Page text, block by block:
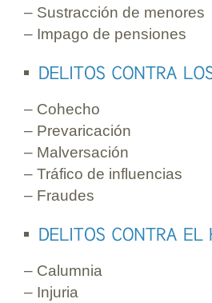
– Sustracción de menores
– Impago de pensiones
– Cohecho
– Prevaricación
– Malversación
– Tráfico de influencias
– Fraudes
– Calumnia
– Injuria